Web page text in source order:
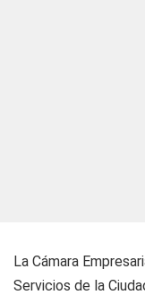
La Cámara
Servicios de la